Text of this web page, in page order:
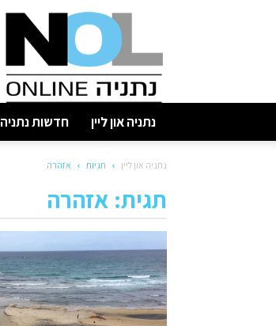
נתניה
נתניה און ליין חדשות נתניה
נתניה און ליין תגיות אזהרה
תגית: אזהרה